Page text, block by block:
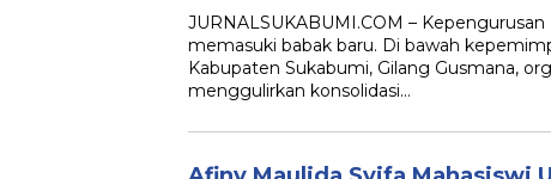
JURNALSUKABUMI.COM –
memasuki babak baru. Di bawah
Kabupaten Sukabumi, Gilang Gusmana,
menggulirkan konsolidasi…